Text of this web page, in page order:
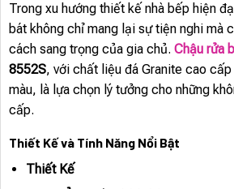
Trong xu hướng thiết kế nhà bếp hiện
bát không chỉ mang lại sự tiện nghi mà
cách sang trọng của gia chủ. Chậu rửa
8552S, với chất liệu đá Granite cao
màu, là lựa chọn lý tưởng cho những
cấp.
Thiết Kế và Tính Năng Nổi Bật
Thiết Kế